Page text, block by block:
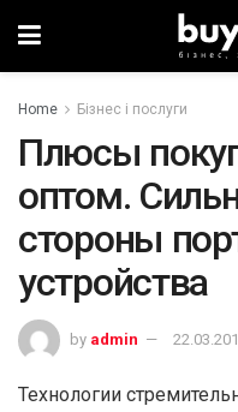
Home Бізнес і послуги
Плюсы
оптом.
стороны
устройства
by admin
Технологии